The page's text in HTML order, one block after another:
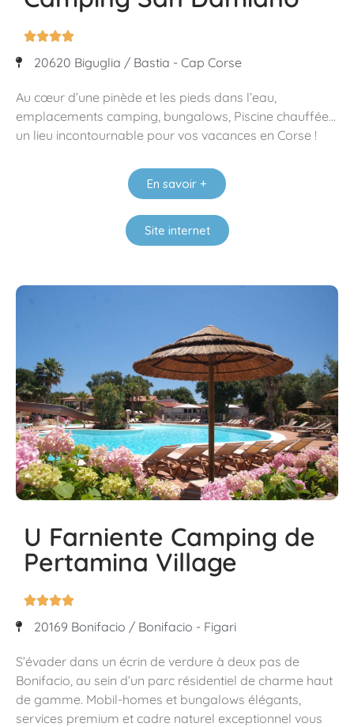

20620 Biguglia / Bastia - Cap Corse
Au cœur d’une pinède et les pieds dans l’eau,
emplacements camping, bungalows, Piscine chauffée…
un lieu incontournable pour vos vacances en Corse !
En savoir +
Site internet
U Farniente Camping de
Pertamina Village

20169 Bonifacio / Bonifacio - Figari
S’évader dans un écrin de verdure à deux pas de
Bonifacio, au sein d’un parc résidentiel de charme haut
de gamme. Mobil-homes et bungalows élégants,
services premium et cadre naturel exceptionnel vous